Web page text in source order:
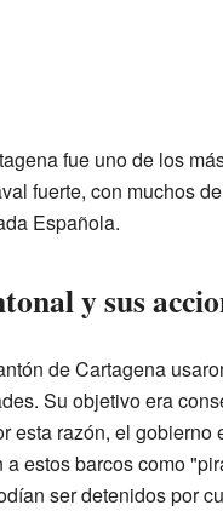
fue uno de los
fuerte, con muchos
Española.
y sus
de Cartagena
Su objetivo era
esta razón, el gobierno
estos barcos como
ser detenidos por